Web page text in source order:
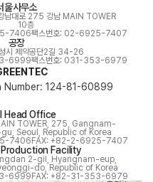
울사무소
남대로 275 강남 MAIN TOWER
10층
7406팩스번호: 02-6925-7407
공장
시 제약공단2길 34-26
6999팩스번호: 031-353-6979
Number: 124-81-60899
Head Office
TOWER, 275, Gangnam-
Seoul, Republic of Korea
7406 FAX: +82-2-6925-7407
Facility
2-gil, Hyangnam-eup,
do, Republic of Korea
6999 FAX: +82-31-353-6979